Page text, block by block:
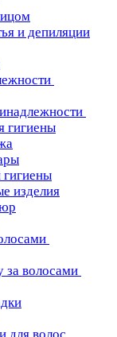
и депиляции
гигиены
гигиены
изделия
за волосами